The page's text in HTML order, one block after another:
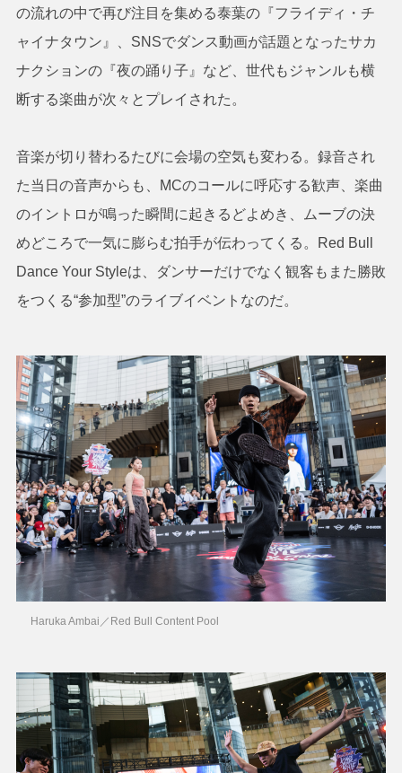
の流れの中で再び注目を集める泰葉の『フライディ・チ
ャイナタウン』、SNSでダンス動画が話題となったサカ
ナクションの『夜の踊り子』など、世代もジャンルも横
断する楽曲が次々とプレイされた。
音楽が切り替わるたびに会場の空気も変わる。録音され
た当日の音声からも、MCのコールに呼応する歓声、楽曲
のイントロが鳴った瞬間に起きるどよめき、ムーブの決
めどころで一気に膨らむ拍手が伝わってくる。Red Bull
Dance Your Styleは、ダンサーだけでなく観客もまた勝敗
をつくる“参加型”のライブイベントなのだ。
Haruka Ambai／Red Bull Content Pool